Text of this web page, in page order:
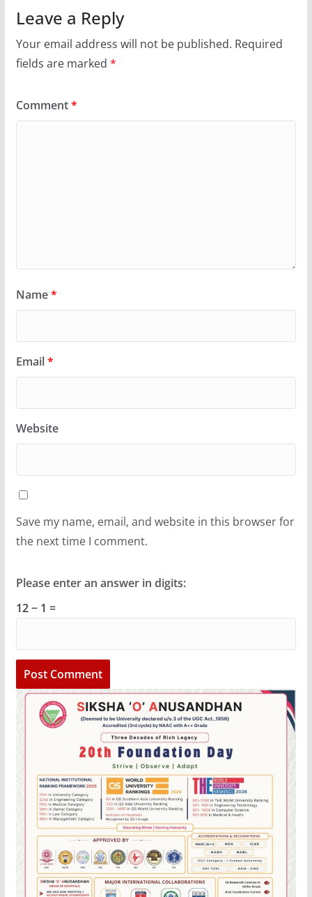
Leave a Reply
Your email address will not be published. Required
fields are marked *
Comment*
Name*
Email*
Website
Save my name, email, and website in this browser for
the next time I comment.
Please enter an answer in digits:
12 − 1 =